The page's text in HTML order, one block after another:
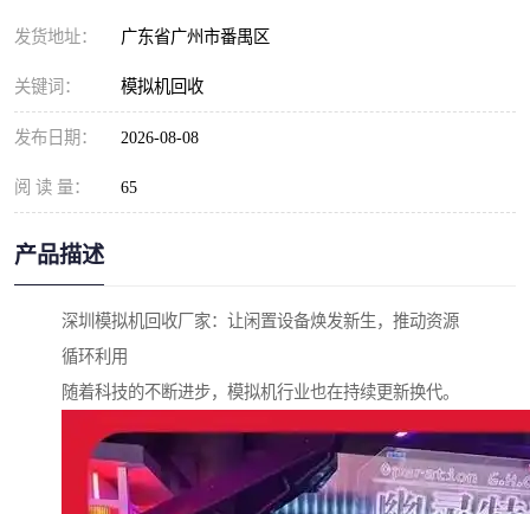
发货地址： 广东省广州市番禺区
关键词： 模拟机回收
发布日期： 2026-08-08
阅 读 量： 65
产品描述
深圳模拟机回收厂家：让闲置设备焕发新生，推动资源
循环利用
随着科技的不断进步，模拟机行业也在持续更新换代。